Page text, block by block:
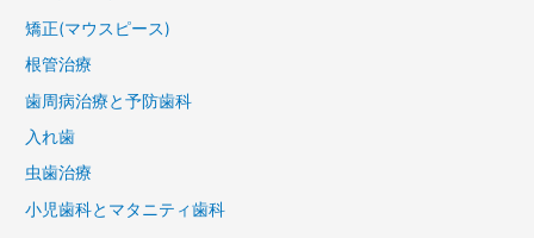
矯正(マウスピース)
根管治療
歯周病治療と予防歯科
入れ歯
虫歯治療
小児歯科とマタニティ歯科